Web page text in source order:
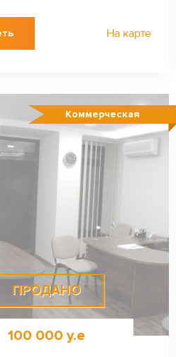
На карте
Коммерческая
ПРОДАНО
100 000 у.е